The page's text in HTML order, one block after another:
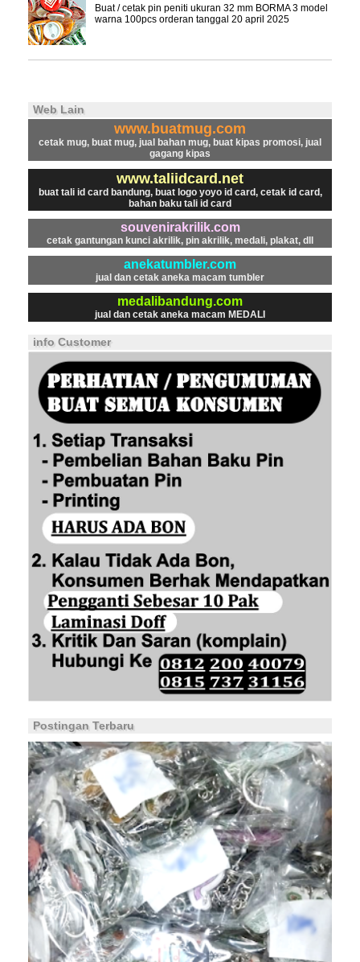
Buat / cetak pin peniti ukuran 32 mm BORMA 3 model
warna 100pcs orderan tanggal 20 april 2025
Web Lain
www.buatmug.com
cetak mug, buat mug, jual bahan mug, buat kipas promosi, jual
gagang kipas
www.taliidcard.net
buat tali id card bandung, buat logo yoyo id card, cetak id card,
bahan baku tali id card
souvenirakrilik.com
cetak gantungan kunci akrilik, pin akrilik, medali, plakat, dll
anekatumbler.com
jual dan cetak aneka macam tumbler
medalibandung.com
jual dan cetak aneka macam MEDALI
info Customer
Postingan Terbaru